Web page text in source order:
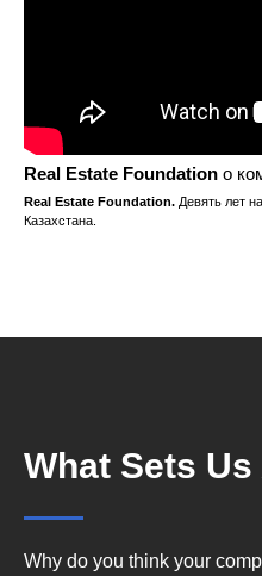
Real Estate Foundation о
Real Estate Foundation. Девять лет
Казахстана.
What Sets
Why do you think your